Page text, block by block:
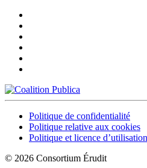
Politique de confidentialité
Politique relative aux cookies
Politique et licence d’utilisation
© 2026 Consortium Érudit